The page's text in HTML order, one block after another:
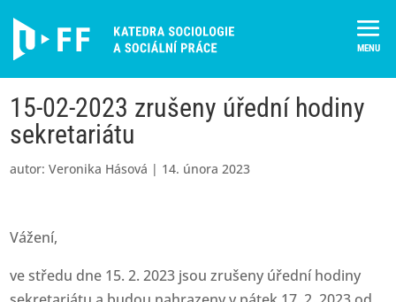
content
15-02-2023 zrušeny úřední hodiny
sekretariátu
autor:Veronika Hásová | 14. února 2023
Vážení,
ve středu dne 15. 2. 2023 jsou zrušeny úřední hodiny